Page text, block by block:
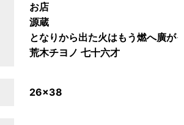
お店
源蔵
となりから出た火はもう燃へ廣が
荒木チヨノ 七十六才
26×38